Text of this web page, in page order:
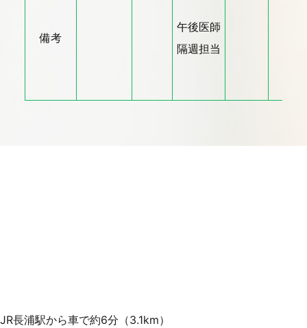
備考
午後医師
隔週担当
JR長浦駅から車で約6分（3.1km）